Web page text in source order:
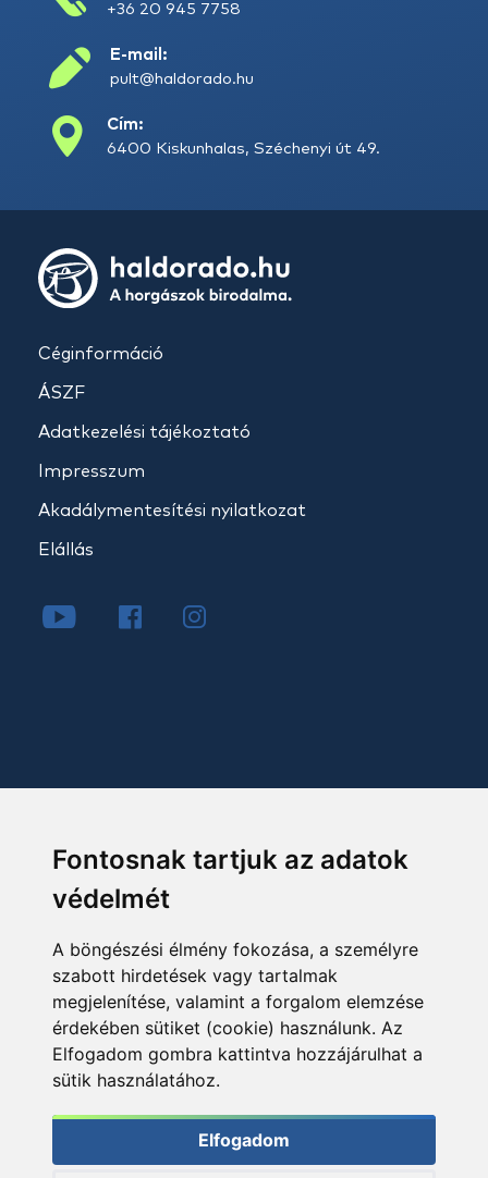
Fontosnak tartjuk az adatok
védelmét
A böngészési élmény fokozása, a személyre
szabott hirdetések vagy tartalmak
megjelenítése, valamint a forgalom elemzése
érdekében sütiket (cookie) használunk. Az
Elfogadom gombra kattintva hozzájárulhat a
sütik használatához.
Elfogadom
+36 20 945 7758
E-mail:
pult@haldorado.hu
Cím:
6400 Kiskunhalas, Széchenyi út 49.
Céginformáció
ÁSZF
Adatkezelési tájékoztató
Impresszum
Akadálymentesítési nyilatkozat
Elállás